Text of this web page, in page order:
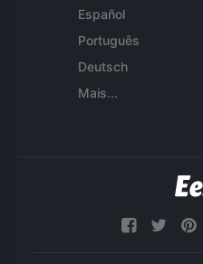
Español
Português
Deutsch
Mais...